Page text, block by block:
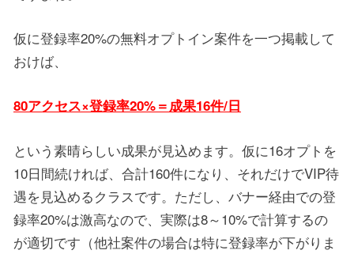
仮に登録率20%の無料オプトイン案件を一つ掲載して
おけば、
80アクセス×登録率20%＝成果16件/日
という素晴らしい成果が見込めます。仮に16オプトを
10日間続ければ、合計160件になり、それだけでVIP待
遇を見込めるクラスです。ただし、バナー経由での登
録率20%は激高なので、実際は8～10%で計算するの
が適切です（他社案件の場合は特に登録率が下がりま